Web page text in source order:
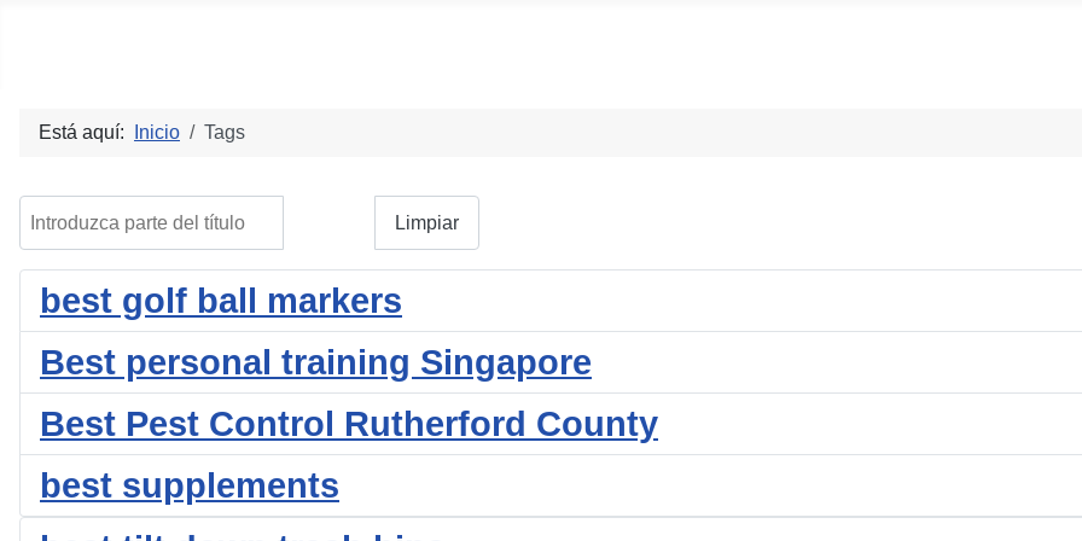
Está aquí: Inicio Tags
Limpiar
best golf ball markers
Best personal training Singapore
Best Pest Control Rutherford County
best supplements